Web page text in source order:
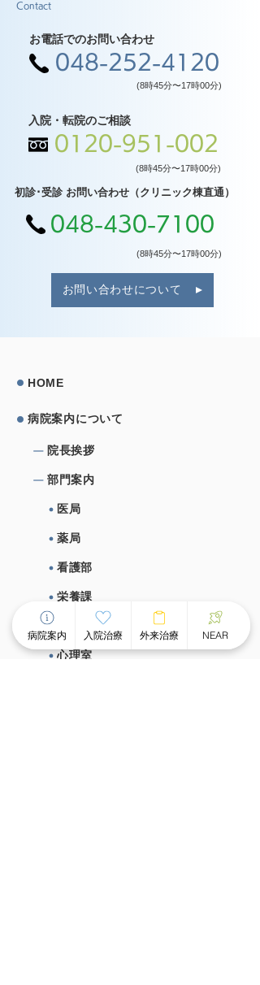
Contact
お電話でのお問い合わせ
048-252-4120
(8時45分〜17時00分)
入院・転院のご相談
0120-951-002
(8時45分〜17時00分)
初診･受診 お問い合わせ（クリニック棟直通）
048-430-7100
(8時45分〜17時00分)
お問い合わせについて
HOME
病院案内について
院⻑挨拶
部⾨案内
医局
薬局
看護部
栄養課
作業療法室
心理室
病院案内 入院治療 外来治療 NEAR